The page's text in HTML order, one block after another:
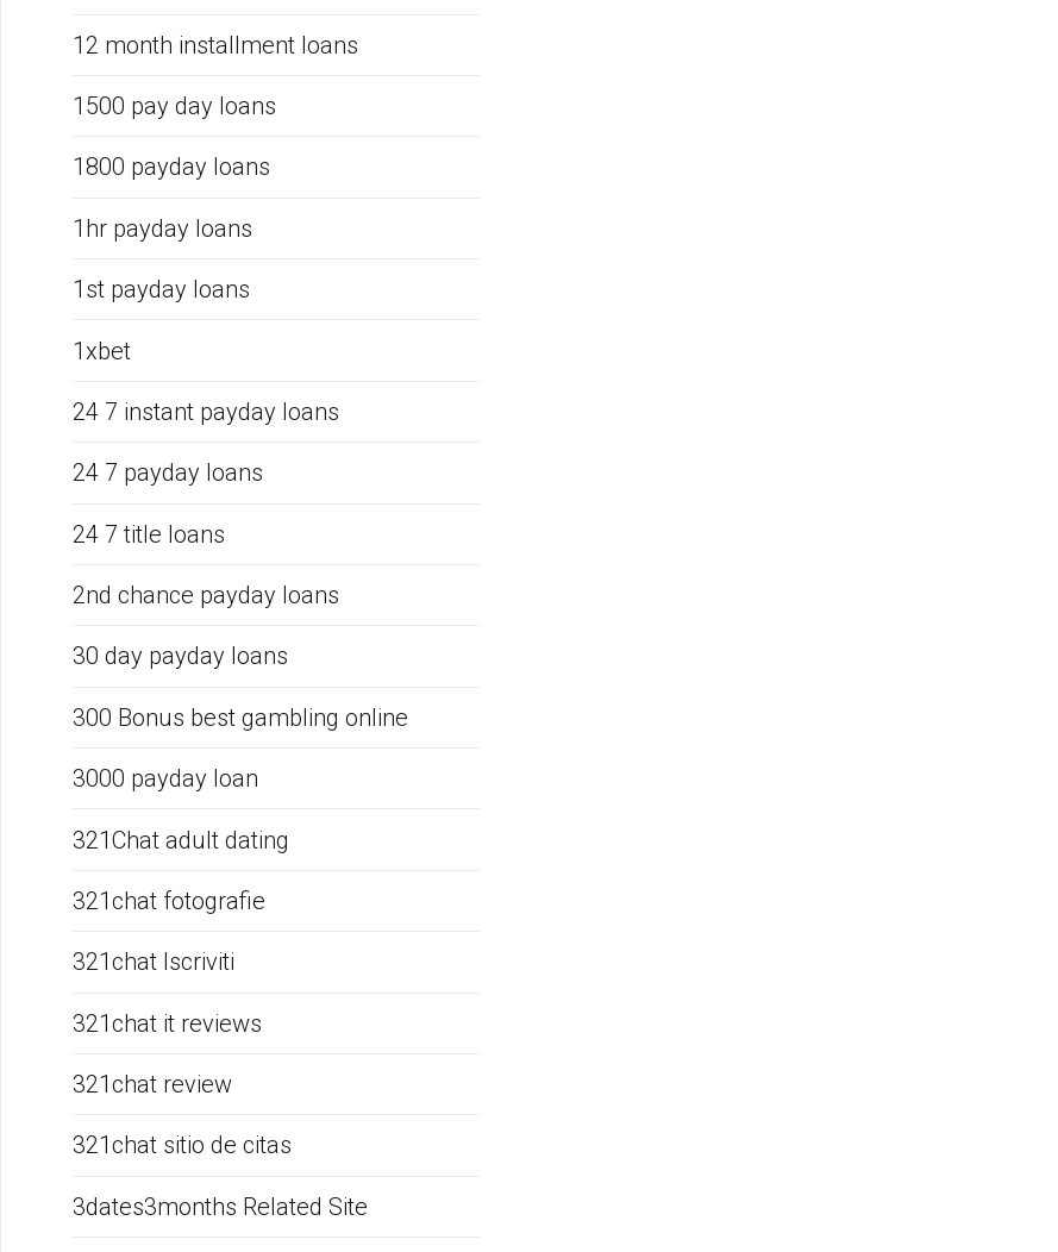
12 month installment loans
1500 pay day loans
1800 payday loans
1hr payday loans
1st payday loans
1xbet
24 7 instant payday loans
24 7 payday loans
24 7 title loans
2nd chance payday loans
30 day payday loans
300 Bonus best gambling online
3000 payday loan
321Chat adult dating
321chat fotografie
321chat Iscriviti
321chat it reviews
321chat review
321chat sitio de citas
3dates3months Related Site